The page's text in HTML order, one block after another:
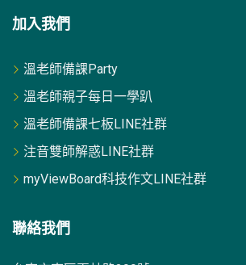
加入我們
溫老師備課Party
溫老師親子每日一學趴
溫老師備課七板LINE社群
注音雙師解惑LINE社群
myViewBoard科技作文LINE社群
聯絡我們